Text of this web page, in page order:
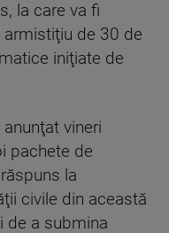
la care va fi
de 30 de
iniţiate de
vineri
pachete de
la
civile din această
de a submina